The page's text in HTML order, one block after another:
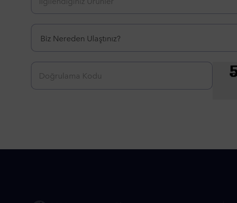
Biz Nereden Ulaştınız?